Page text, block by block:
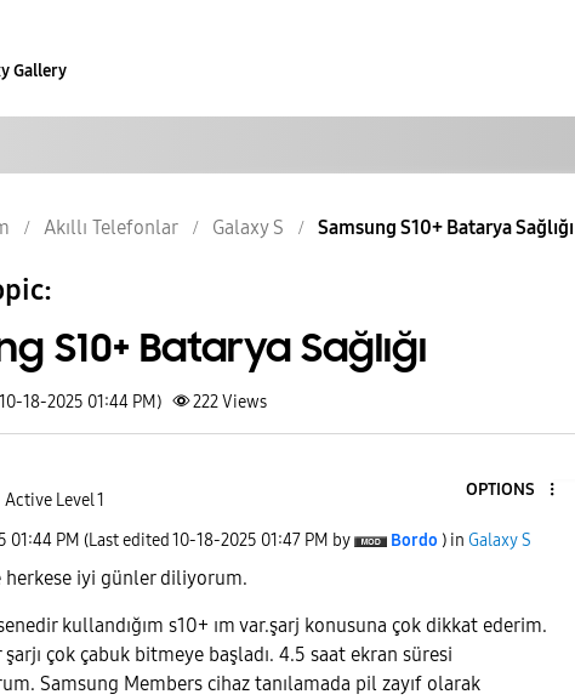
Gallery
Akıllı Telefonlar Galaxy S Samsung S10+ Batarya Sağlığı
S10+ Batarya Sağlığı
18-2025 01:44 PM) 222Views
Active Level 1
OPTIONS
01:44 PM (Last edited ‎10-18-2025 01:47 PM by Bordo ) in Galaxy S
herkese iyi günler diliyorum.
kullandığım s10+ ım var.şarj konusuna çok dikkat ederim.
şarjı çok çabuk bitmeye başladı. 4.5 saat ekran süresi
Samsung Members cihaz tanılamada pil zayıf olarak